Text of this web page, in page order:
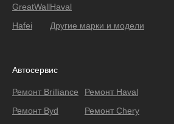
GreatWall
Hafei
Haval
Другие марки и модели
Автосервис
Ремонт Brilliance
Ремонт Byd
Ремонт Haval
Ремонт Chery